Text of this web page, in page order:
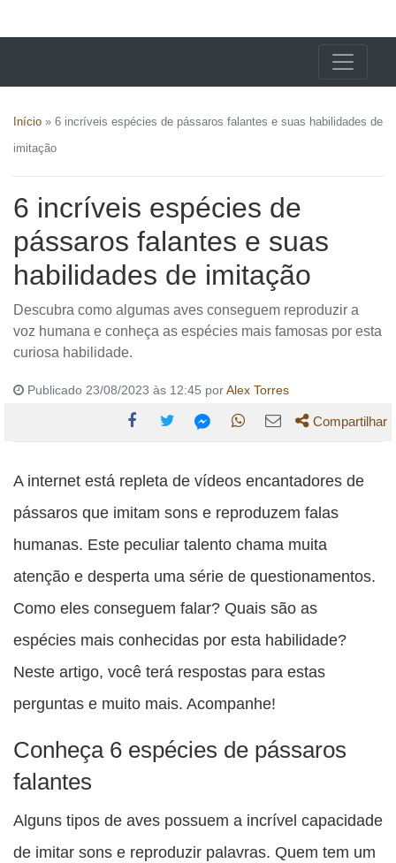
Início » 6 incríveis espécies de pássaros falantes e suas habilidades de
imitação
6 incríveis espécies de
pássaros falantes e suas
habilidades de imitação
Descubra como algumas aves conseguem reproduzir a
voz humana e conheça as espécies mais famosas por esta
curiosa habilidade.
Publicado 23/08/2023 às 12:45 porAlex Torres
esta
publicação
esta esta
publicação
esta
publicação
esta
publicação
Compartilhar
A internet está repleta de vídeos encantadores de
pássaros que imitam sons e reproduzem falas
humanas. Este peculiar talento chama muita
atenção e desperta uma série de questionamentos.
Como eles conseguem falar? Quais são as
espécies mais conhecidas por esta habilidade?
Neste artigo, você terá respostas para estas
perguntas e muito mais. Acompanhe!
Conheça 6 espécies de pássaros
falantes
Alguns tipos de aves possuem a incrível capacidade
de imitar sons e reproduzir palavras. Quem tem um